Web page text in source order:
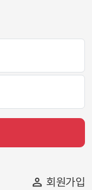
person_outline 회원가입